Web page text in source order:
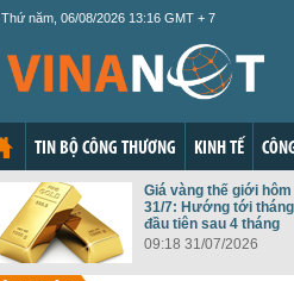
Thứ năm, 06/08/2026 13:16 GMT + 7
TIN BỘ CÔNG THƯƠNG KINH TẾ
Giá vàng thế giới
31/7: Hướng tới
đầu tiên sau 4 tháng
09:18 31/07/2026